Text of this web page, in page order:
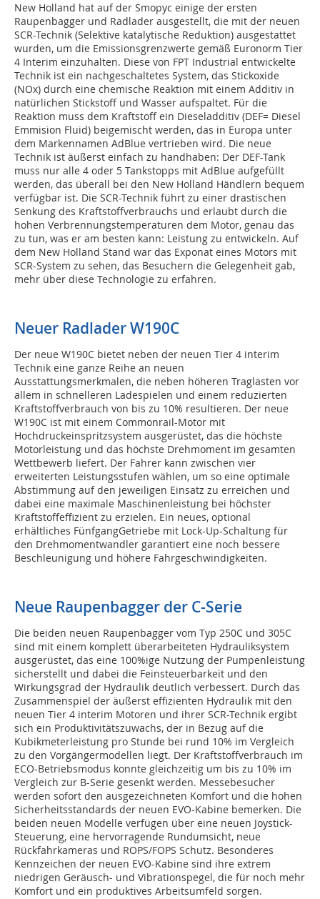
New Holland hat auf der Smopyc einige der ersten
Raupenbagger und Radlader ausgestellt, die mit der neuen
SCR-Technik (Selektive katalytische Reduktion) ausgestattet
wurden, um die Emissionsgrenzwerte gemäß Euronorm Tier
4 Interim einzuhalten. Diese von FPT Industrial entwickelte
Technik ist ein nachgeschaltetes System, das Stickoxide
(NOx) durch eine chemische Reaktion mit einem Additiv in
natürlichen Stickstoff und Wasser aufspaltet. Für die
Reaktion muss dem Kraftstoff ein Dieseladditiv (DEF= Diesel
Emmision Fluid) beigemischt werden, das in Europa unter
dem Markennamen AdBlue vertrieben wird. Die neue
Technik ist äußerst einfach zu handhaben: Der DEF-Tank
muss nur alle 4 oder 5 Tankstopps mit AdBlue aufgefüllt
werden, das überall bei den New Holland Händlern bequem
verfügbar ist. Die SCR-Technik führt zu einer drastischen
Senkung des Kraftstoffverbrauchs und erlaubt durch die
hohen Verbrennungstemperaturen dem Motor, genau das
zu tun, was er am besten kann: Leistung zu entwickeln. Auf
dem New Holland Stand war das Exponat eines Motors mit
SCR-System zu sehen, das Besuchern die Gelegenheit gab,
mehr über diese Technologie zu erfahren.
Neuer Radlader W190C
Der neue W190C bietet neben der neuen Tier 4 interim
Technik eine ganze Reihe an neuen
Ausstattungsmerkmalen, die neben höheren Traglasten vor
allem in schnelleren Ladespielen und einem reduzierten
Kraftstoffverbrauch von bis zu 10% resultieren. Der neue
W190C ist mit einem Commonrail-Motor mit
Hochdruckeinspritzsystem ausgerüstet, das die höchste
Motorleistung und das höchste Drehmoment im gesamten
Wettbewerb liefert. Der Fahrer kann zwischen vier
erweiterten Leistungsstufen wählen, um so eine optimale
Abstimmung auf den jeweiligen Einsatz zu erreichen und
dabei eine maximale Maschinenleistung bei höchster
Kraftstoffeffizient zu erzielen. Ein neues, optional
erhältliches FünfgangGetriebe mit Lock-Up-Schaltung für
den Drehmomentwandler garantiert eine noch bessere
Beschleunigung und höhere Fahrgeschwindigkeiten.
Neue Raupenbagger der C-Serie
Die beiden neuen Raupenbagger vom Typ 250C und 305C
sind mit einem komplett überarbeiteten Hydrauliksystem
ausgerüstet, das eine 100%ige Nutzung der Pumpenleistung
sicherstellt und dabei die Feinsteuerbarkeit und den
Wirkungsgrad der Hydraulik deutlich verbessert. Durch das
Zusammenspiel der äußerst effizienten Hydraulik mit den
neuen Tier 4 interim Motoren und ihrer SCR-Technik ergibt
sich ein Produktivitätszuwachs, der in Bezug auf die
Kubikmeterleistung pro Stunde bei rund 10% im Vergleich
zu den Vorgängermodellen liegt. Der Kraftstoffverbrauch im
ECO-Betriebsmodus konnte gleichzeitig um bis zu 10% im
Vergleich zur B-Serie gesenkt werden. Messebesucher
werden sofort den ausgezeichneten Komfort und die hohen
Sicherheitsstandards der neuen EVO-Kabine bemerken. Die
beiden neuen Modelle verfügen über eine neuen Joystick-
Steuerung, eine hervorragende Rundumsicht, neue
Rückfahrkameras und ROPS/FOPS Schutz. Besonderes
Kennzeichen der neuen EVO-Kabine sind ihre extrem
niedrigen Geräusch- und Vibrationspegel, die für noch mehr
Komfort und ein produktives Arbeitsumfeld sorgen.